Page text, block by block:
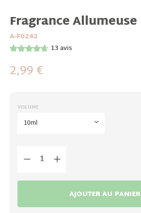
Fragrance Allumeuse
A-F0242
13avis
2,99 €
VOLUME
10ml
AJOUTER AU PANIER